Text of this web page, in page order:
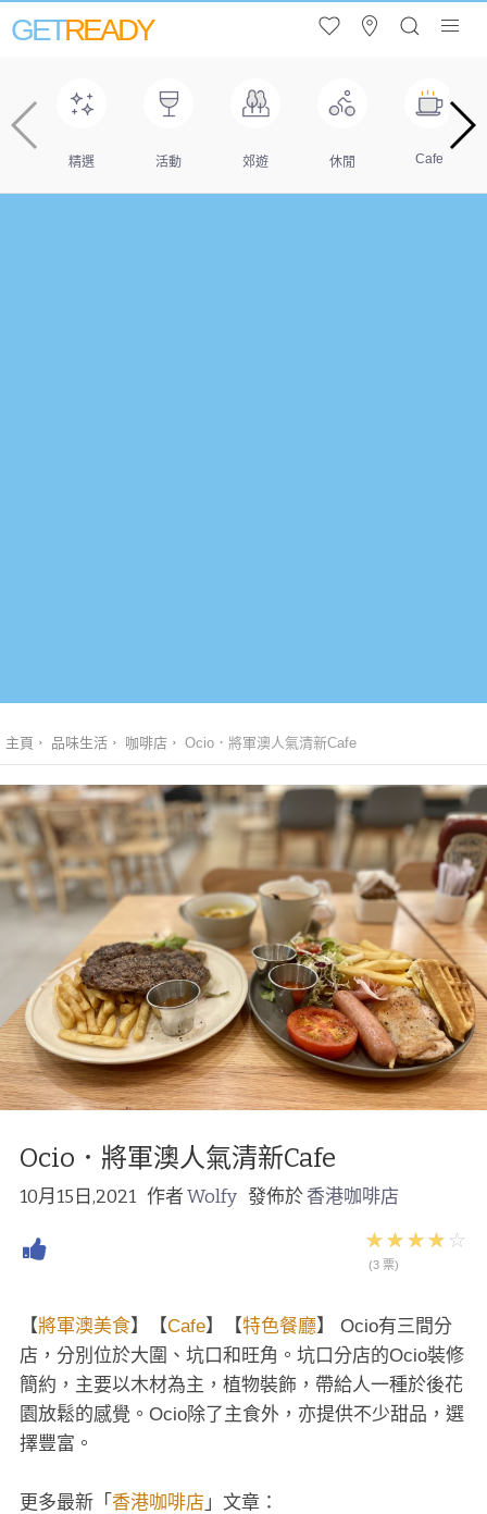
GETREADY
精選 活動 郊遊 休閒 Cafe
主頁 品味生活 咖啡店 Ocio．將軍澳人氣清新Cafe
Ocio．將軍澳人氣清新Cafe
10月15日,2021 作者Wolfy 發佈於香港咖啡店
(3 票)
【將軍澳美食】【Cafe】【特色餐廳】 Ocio有三間分
店，分別位於大圍、坑口和旺角。坑口分店的Ocio裝修
簡約，主要以木材為主，植物裝飾，帶給人一種於後花
園放鬆的感覺。Ocio除了主食外，亦提供不少甜品，選
擇豐富。
更多最新「 香港咖啡店 」文章：